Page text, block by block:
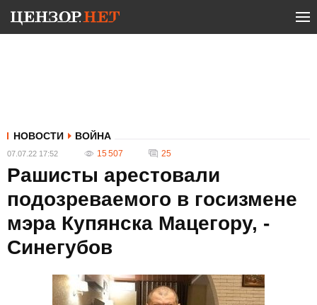
НОВОСТИ ВОЙНА
07.07.22 17:52 15 507 25
Рашисты арестовали
подозреваемого в госизмене
мэра Купянска Мацегору, -
Синегубов